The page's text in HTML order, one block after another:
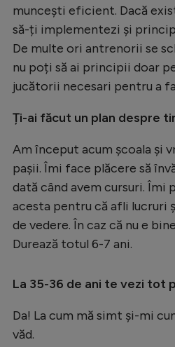
muncești eficient. Dacă
să-ți implementezi și
De multe ori antrenorii se
nu poți să ai principii doar
jucătorii necesari pentru a
Ți-ai făcut un plan despre
Am început acum școala și
pașii. Îmi face plăcere să
dată când avem cursuri. Îmi
acesta pentru că afli lucruri
de vedere. În caz că nu e
Durează totul 6-7 ani.
La 35-36 de ani te vezi tot
Da! La cum mă simt și-mi
văd.